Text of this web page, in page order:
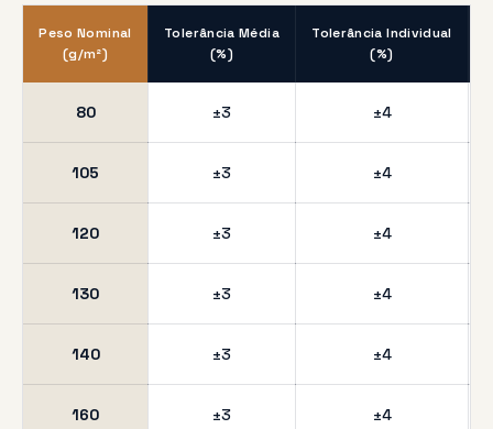
Peso Nominal
(g/m²)
Tolerância Média
(%)
Tolerância Individual
(%)
80 ±3 ±4
105 ±3 ±4
120 ±3 ±4
130 ±3 ±4
140 ±3 ±4
160 ±3 ±4